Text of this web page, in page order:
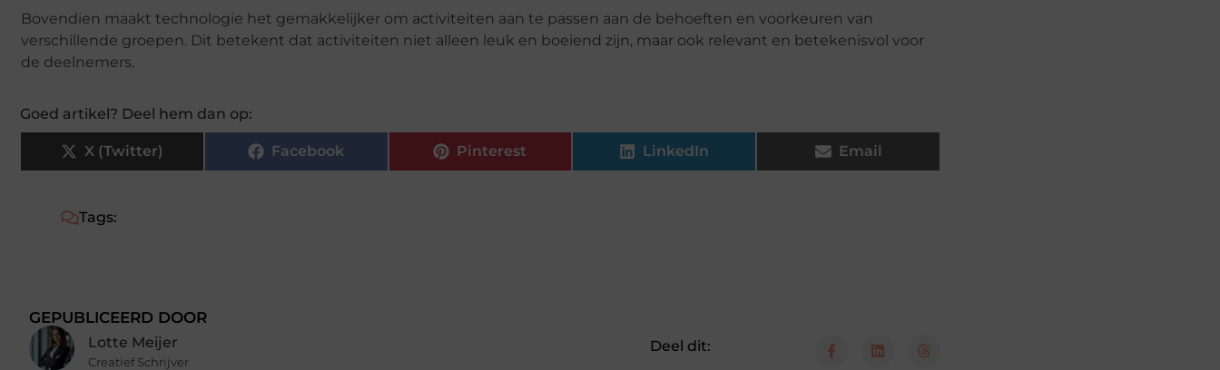
Bovendien maakt technologie het gemakkelijker om activiteiten aan te passen aan de behoeften en voorkeuren van
verschillende groepen. Dit betekent dat activiteiten niet alleen leuk en boeiend zijn, maar ook relevant en betekenisvol voor
de deelnemers.
Goed artikel? Deel hem dan op:
X (Twitter) Facebook Pinterest LinkedIn Email
Tags:
GEPUBLICEERD DOOR
Lotte Meijer
Creatief Schrijver
Deel dit: